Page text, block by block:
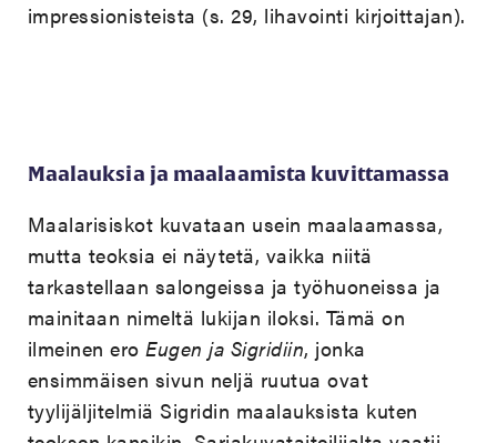
impressionisteista (s. 29, lihavointi kirjoittajan).
Maalauksia ja maalaamista kuvittamassa
Maalarisiskot kuvataan usein maalaamassa,
mutta teoksia ei näytetä, vaikka niitä
tarkastellaan salongeissa ja työhuoneissa ja
mainitaan nimeltä lukijan iloksi. Tämä on
ilmeinen eroEugen ja Sigridiin, jonka
ensimmäisen sivun neljä ruutua ovat
tyylijäljitelmiä Sigridin maalauksista kuten